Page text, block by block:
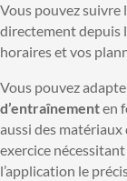
Vous pouvez suivre
directement depuis
horaires et vos
Vous pouvez
d’entraînementen
aussi des
exercice
l’application le